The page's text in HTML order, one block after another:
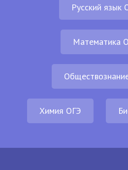
Русский язык
Математика
Химия ОГЭ